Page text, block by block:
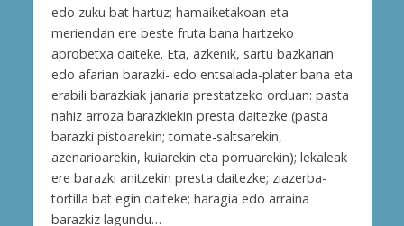
edo zuku bat hartuz; hamaiketakoan eta
meriendan ere beste fruta bana hartzeko
aprobetxa daiteke. Eta, azkenik, sartu bazkarian
edo afarian barazki- edo entsalada-plater bana eta
erabili barazkiak janaria prestatzeko orduan: pasta
nahiz arroza barazkiekin presta daitezke (pasta
barazki pistoarekin; tomate-saltsarekin,
azenarioarekin, kuiarekin eta porruarekin); lekaleak
ere barazki anitzekin presta daitezke; ziazerba-
tortilla bat egin daiteke; haragia edo arraina
barazkiz lagundu…